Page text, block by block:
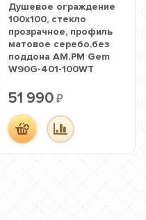
Душевое ограждение
100х100, стекло
прозрачное, профиль
матовое серебо,без
поддона AM.PM Gem
W90G-401-100WT
51 990 ₽